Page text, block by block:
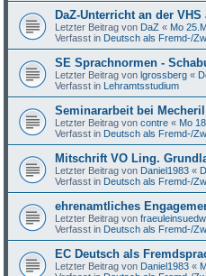
DaZ-Unterricht an der
Letzter Beitrag von DaZ « Mo
Verfasst in Deutsch als Fremd-/
SE Sprachnormen -
Letzter Beitrag vonlgrossberg «
Verfasst in Lehramtsstudium
Seminararbeit bei Mecheril
Letzter Beitrag voncontre « Mo
Verfasst in Deutsch als Fremd-/
Mitschrift VO Ling.
Letzter Beitrag von Daniel1983 «
Verfasst in Deutsch als Fremd-/
ehrenamtliches
Letzter Beitrag von
Verfasst in Deutsch als Fremd-/
EC Deutsch als
Letzter Beitrag von Daniel1983 «